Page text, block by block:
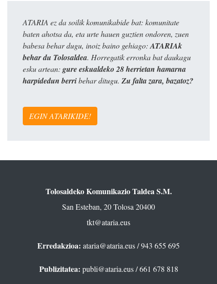
ATARIA ez da soilik komunikabide bat: komunitate
baten ahotsa da, eta urte hauen guztien ondoren, zuen
babesa behar dugu, inoiz baino gehiago:ATARIAk
behar du Tolosaldea. Horregatik erronka bat daukagu
esku artean: gure eskualdeko 28 herrietan hamarna
harpidedun berribehar ditugu. Zu falta zara, bazatoz?
EGIN ATARIKIDE!
Tolosaldeko Komunikazio Taldea S.M.
San Esteban, 20 Tolosa 20400
tkt@ataria.eus
Erredakzioa: ataria@ataria.eus/ 943 655 695
Publizitatea: publi@ataria.eus/ 661 678 818